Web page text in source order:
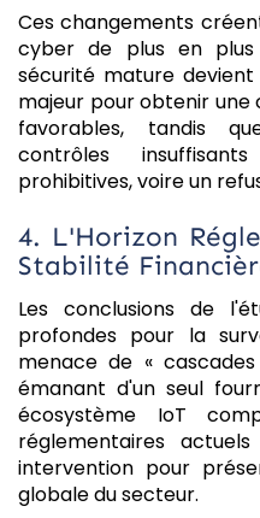
Ces changements
cyber de plus en
sécurité mature
majeur pour obtenir une
favorables, tandis
contrôles
prohibitives, voire un
4. L'Horizon
Stabilité
Les conclusions de
profondes pour la
menace de «
émanant d'un seul
écosystème IoT
réglementaires
intervention pour
globale du secteur.